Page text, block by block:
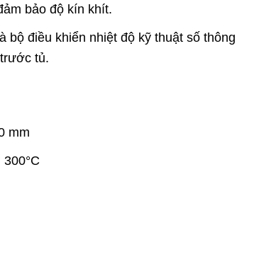
bảo độ kín khít.
bộ điều khiển nhiệt độ kỹ thuật số thông
tủ.
mm